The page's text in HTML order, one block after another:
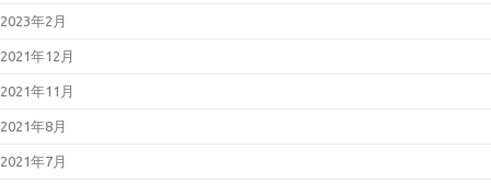
2023年2月
2021年12月
2021年11月
2021年8月
2021年7月